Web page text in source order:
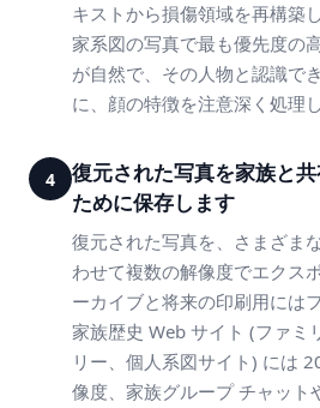
キストから損傷領域を再構築
家系図の写真で最も優先度の
が自然で、その人物と認識で
に、顔の特徴を注意深く処理し
4
復元された写真を家族と
ために保存します
復元された写真を、さまざま
わせて複数の解像度でエクス
ーカイブと将来の印刷用には
家族歴史 Web サイト (ファミ
リー、個人系図サイト) には
像度、家族グループ チャット